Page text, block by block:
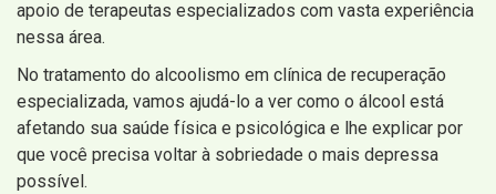
apoio de terapeutas especializados com vasta experiência
nessa área.
No tratamento do alcoolismo em clínica de recuperação
especializada, vamos ajudá-lo a ver como o álcool está
afetando sua saúde física e psicológica e lhe explicar por
que você precisa voltar à sobriedade o mais depressa
possível.